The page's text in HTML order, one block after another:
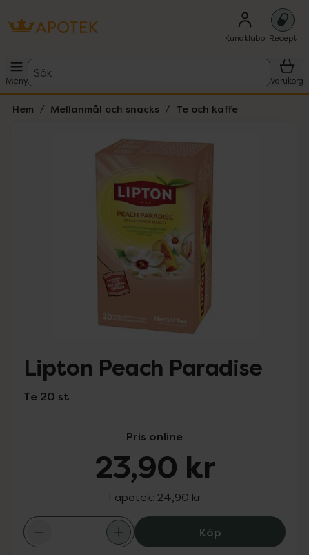
Kundklubb Recept
Meny
Sök
Varukorg
Hem Mellanmål och snacks Te och kaffe
Lista: . Innehåller 1 objekt.
Hoppa över Lista
Lipton Peach Paradise
Te 20 st
Pris online
23,90 kr
I apotek: 24,90 kr
KöpLipton Peach